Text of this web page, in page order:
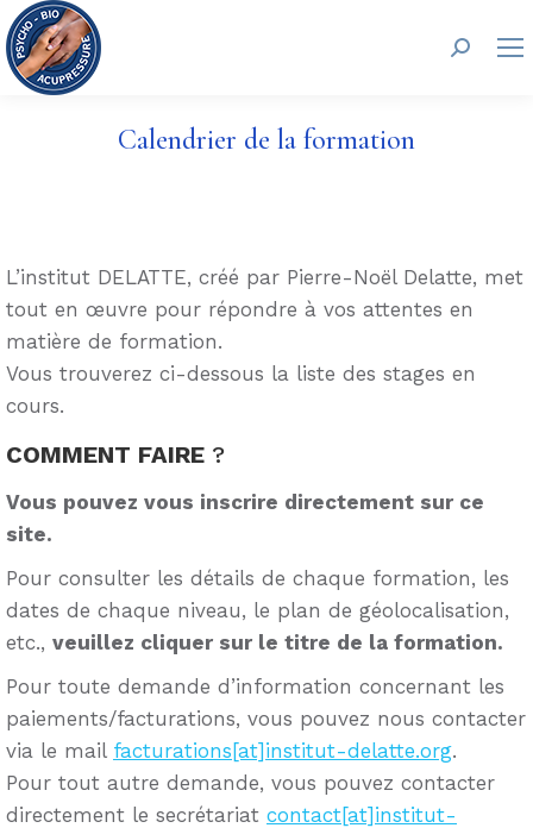
Calendrier de la formation
L’institut DELATTE, créé par Pierre-Noël Delatte, met
tout en œuvre pour répondre à vos attentes en
matière de formation.
Vous trouverez ci-dessous la liste des stages en
cours.
COMMENT FAIRE ?
Vous pouvez vous inscrire directement sur ce
site.
Pour consulter les détails de chaque formation, les
dates de chaque niveau, le plan de géolocalisation,
etc., veuillez cliquer sur le titre de la formation.
Pour toute demande d’information concernant les
paiements/facturations, vous pouvez nous contacter
via le mail facturations[at]institut-delatte.org.
Pour tout autre demande, vous pouvez contacter
directement le secrétariat contact[at]institut-